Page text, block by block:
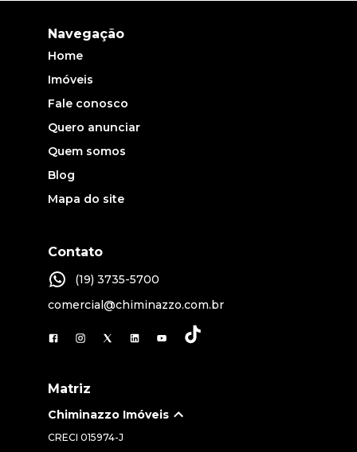
Navegação
Home
Imóveis
Fale conosco
Quero anunciar
Quem somos
Blog
Mapa do site
Contato
(19) 3735-5700
comercial@chiminazzo.com.br
Matriz
Chiminazzo Imóveis
CRECI 015974-J